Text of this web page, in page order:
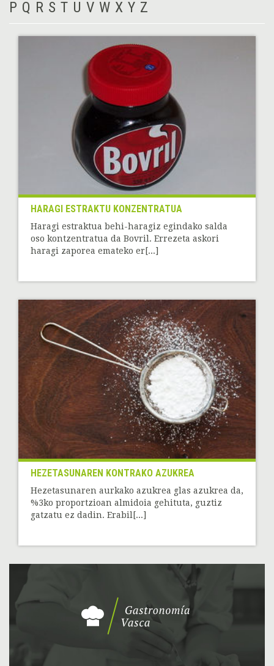
P Q R S T U V W X Y Z
HARAGI ESTRAKTU KONZENTRATUA
Haragi estraktua behi-haragiz egindako salda
oso kontzentratua da Bovril. Errezeta askori
haragi zaporea emateko er[...]
HEZETASUNAREN KONTRAKO AZUKREA
Hezetasunaren aurkako azukrea glas azukrea da,
%3ko proportzioan almidoia gehituta, guztiz
gatzatu ez dadin. Erabil[...]